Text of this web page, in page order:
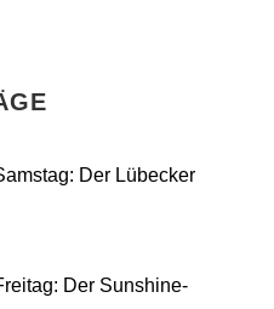
Der Lübecker
Der Sunshine-